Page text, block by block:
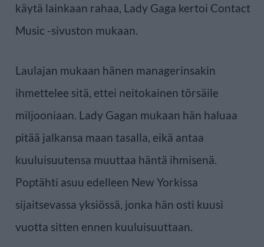
käytä lainkaan rahaa, Lady Gaga kertoi Contact
Music -sivuston mukaan.
Laulajan mukaan hänen managerinsakin
ihmettelee sitä, ettei neitokainen törsäile
miljooniaan. Lady Gagan mukaan hän haluaa
pitää jalkansa maan tasalla, eikä antaa
kuuluisuutensa muuttaa häntä ihmisenä.
Poptähti asuu edelleen New Yorkissa
sijaitsevassa yksiössä, jonka hän osti kuusi
vuotta sitten ennen kuuluisuuttaan.